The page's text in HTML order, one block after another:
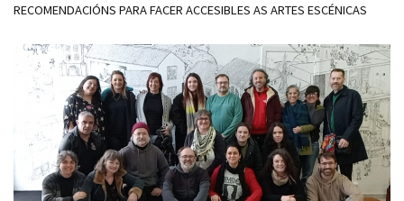
RECOMENDACIÓNS PARA FACER ACCESIBLES AS ARTES ESCÉNICAS